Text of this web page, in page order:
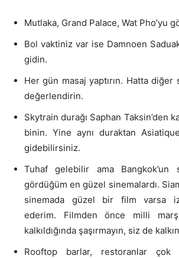
Mutlaka, Grand Palace, Wat Pho’yu
Bol vaktiniz var ise Damnoen
gidin.
Her gün masaj yaptırın. Hatta
değerlendirin.
Skytrain durağı Saphan Taksin’den
binin. Yine aynı duraktan
gidebilirsiniz.
Tuhaf gelebilir ama Bangkok’un
gördüğüm en güzel sinemalardı.
sinemada güzel bir film varsa
ederim. Filmden önce milli
kalkıldığında şaşırmayın, siz de
Rooftop barlar, restoranlar